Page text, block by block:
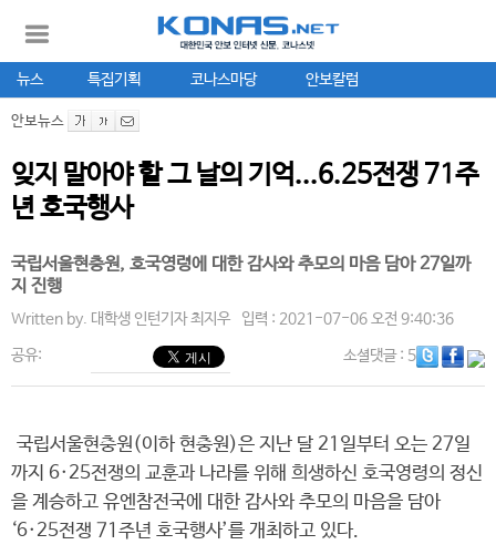
뉴스 특집기획 코나스마당 안보칼럼
안보뉴스
잊지 말아야 할 그 날의 기억...6.25전쟁 71주
년 호국행사
국립서울현충원, 호국영령에 대한 감사와 추모의 마음 담아 27일까
지 진행
Written by. 대학생 인턴기자 최지우 입력 : 2021-07-06 오전 9:40:36
공유: 소셜댓글: 5
국립서울현충원(이하 현충원)은 지난 달 21일부터 오는 27일
까지 6·25전쟁의 교훈과 나라를 위해 희생하신 호국영령의 정신
을 계승하고 유엔참전국에 대한 감사와 추모의 마음을 담아
‘6·25전쟁 71주년 호국행사’를 개최하고 있다.